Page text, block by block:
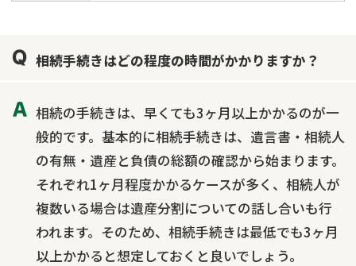
相続手続きはどの程度の時間がかかりますか？
相続の手続きは、早くても3ヶ月以上かかるのが一
般的です。基本的に相続手続きは、遺言書・相続人
の有無・遺産と負債の総額の確認から始まります。
それぞれ1ヶ月程度かかるケースが多く、相続人が
複数いる場合は遺産分割についての話し合いも行
われます。そのため、相続手続きは最低でも3ヶ月
以上かかると想定しておくと良いでしょう。